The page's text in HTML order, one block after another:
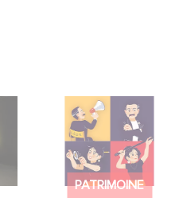
PATRIMOINE
"Alice et Léon font leur
cinéma"